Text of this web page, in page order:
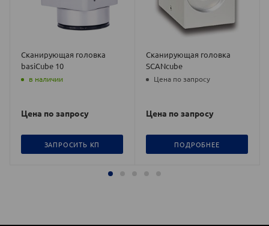
Сканирующая головка
basiCube 10
в наличии
Цена по запросу
ЗАПРОСИТЬ КП
Сканирующая головка
SCANcube
Цена по запросу
Цена по запросу
ПОДРОБНЕЕ